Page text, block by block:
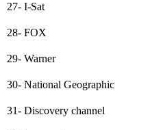
27- I-Sat
28- FOX
29- Warner
30- National Geographic
31- Discovery channel